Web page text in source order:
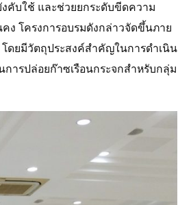
งคับใช้ และช่วยยกระดับขีดความ
ง โครงการอบรมดังกล่าวจัดขึ้นภาย
ดยมีวัตถุประสงค์สำคัญในการดำเนิน
ารปล่อยก๊าซเรือนกระจกสำหรับกลุ่ม